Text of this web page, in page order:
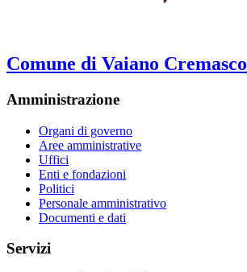
Comune di Vaiano Cremasco
Amministrazione
Organi di governo
Aree amministrative
Uffici
Enti e fondazioni
Politici
Personale amministrativo
Documenti e dati
Servizi